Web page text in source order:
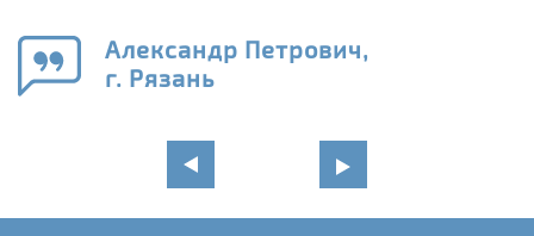
Александр Петрович,
г. Рязань